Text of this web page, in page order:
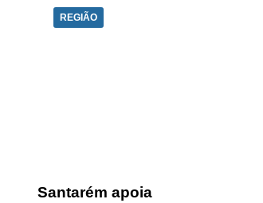
REGIÃO
Santarém apoia